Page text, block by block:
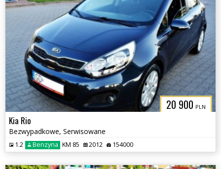
20 900 PLN
Kia Rio
Bezwypadkowe, Serwisowane
1.2 Benzyna KM 85 2012 154000